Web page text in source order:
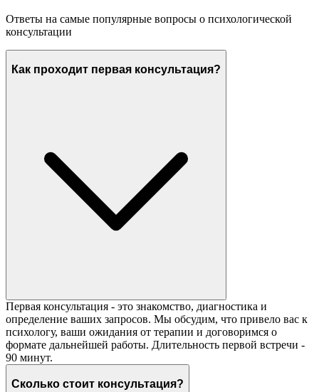
Ответы на самые популярные вопросы о психологической
консультации
Как проходит первая консультация?
Первая консультация - это знакомство, диагностика и
определение ваших запросов. Мы обсудим, что привело вас к
психологу, ваши ожидания от терапии и договоримся о
формате дальнейшей работы. Длительность первой встречи -
90 минут.
Сколько стоит консультация?